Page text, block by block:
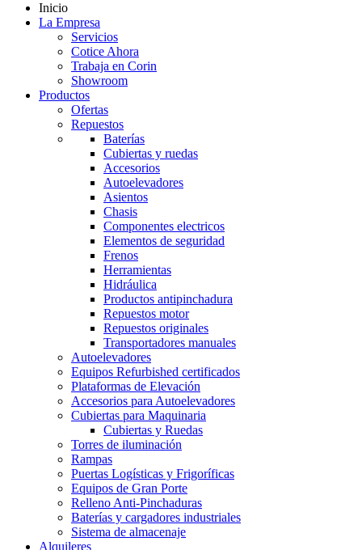
Inicio
La Empresa
Servicios
Cotice Ahora
Trabaja en Corin
Showroom
Productos
Ofertas
Repuestos
Baterías
Cubiertas y ruedas
Accesorios
Autoelevadores
Asientos
Chasis
Componentes electricos
Elementos de seguridad
Frenos
Herramientas
Hidráulica
Productos antipinchadura
Repuestos motor
Repuestos originales
Transportadores manuales
Autoelevadores
Equipos Refurbished certificados
Plataformas de Elevación
Accesorios para Autoelevadores
Cubiertas para Maquinaria
Cubiertas y Ruedas
Torres de iluminación
Rampas
Puertas Logísticas y Frigoríficas
Equipos de Gran Porte
Relleno Anti-Pinchaduras
Baterías y cargadores industriales
Sistema de almacenaje
Alquileres